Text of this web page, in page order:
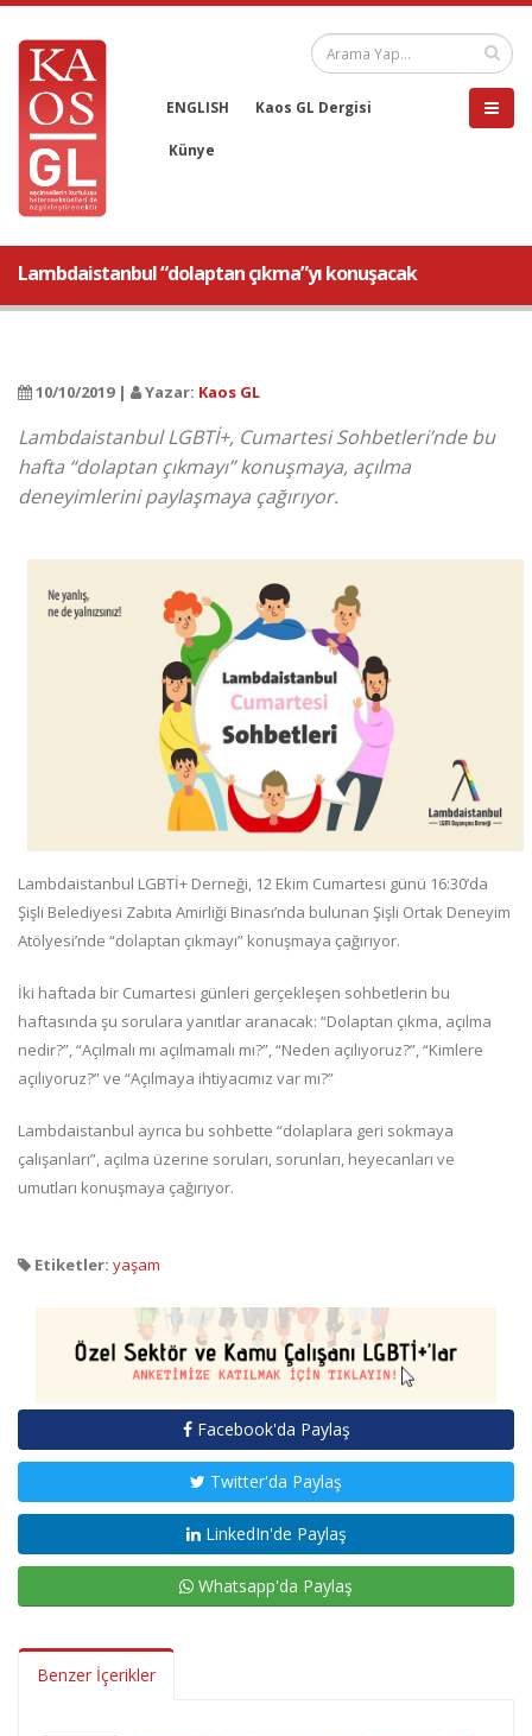
ENGLISH Kaos GL Dergisi
Künye
Lambdaistanbul “dolaptan çıkma”yı konuşacak
10/10/2019 | Yazar: Kaos GL
Lambdaistanbul LGBTİ+, Cumartesi Sohbetleri’nde bu
hafta “dolaptan çıkmayı” konuşmaya, açılma
deneyimlerini paylaşmaya çağırıyor.
Lambdaistanbul LGBTİ+ Derneği, 12 Ekim Cumartesi günü 16:30’da
Şişli Belediyesi Zabıta Amirliği Binası’nda bulunan Şişli Ortak Deneyim
Atölyesi’nde “dolaptan çıkmayı” konuşmaya çağırıyor.
İki haftada bir Cumartesi günleri gerçekleşen sohbetlerin bu
haftasında şu sorulara yanıtlar aranacak: “Dolaptan çıkma, açılma
nedir?”, “Açılmalı mı açılmamalı mı?”, “Neden açılıyoruz?”, “Kimlere
açılıyoruz?” ve “Açılmaya ihtiyacımız var mı?”
Lambdaistanbul ayrıca bu sohbette “dolaplara geri sokmaya
çalışanları”, açılma üzerine soruları, sorunları, heyecanları ve
umutları konuşmaya çağırıyor.
Etiketler: yaşam
Facebook'da Paylaş
Twitter'da Paylaş
LinkedIn'de Paylaş
Whatsapp'da Paylaş
Benzer İçerikler